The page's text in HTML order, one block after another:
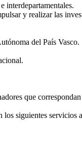
interdepartamentales.
y realizar las
del País Vasco.
que
siguientes